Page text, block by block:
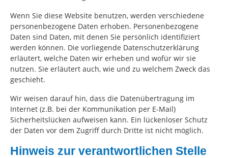
Wenn Sie diese Website benutzen, werden verschiedene
personenbezogene Daten erhoben. Personenbezogene
Daten sind Daten, mit denen Sie persönlich identifiziert
werden können. Die vorliegende Datenschutzerklärung
erläutert, welche Daten wir erheben und wofür wir sie
nutzen. Sie erläutert auch, wie und zu welchem Zweck das
geschieht.
Wir weisen darauf hin, dass die Datenübertragung im
Internet (z.B. bei der Kommunikation per E-Mail)
Sicherheitslücken aufweisen kann. Ein lückenloser Schutz
der Daten vor dem Zugriff durch Dritte ist nicht möglich.
Hinweis zur verantwortlichen Stelle